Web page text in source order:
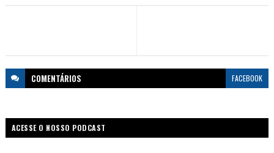
COMENTÁRIOS FACEBOOK
ACESSE O NOSSO PODCAST